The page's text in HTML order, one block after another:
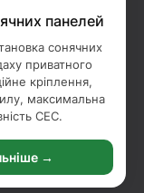
панелей
сонячних
приватного
кріплення,
максимальна
СЕС.
→